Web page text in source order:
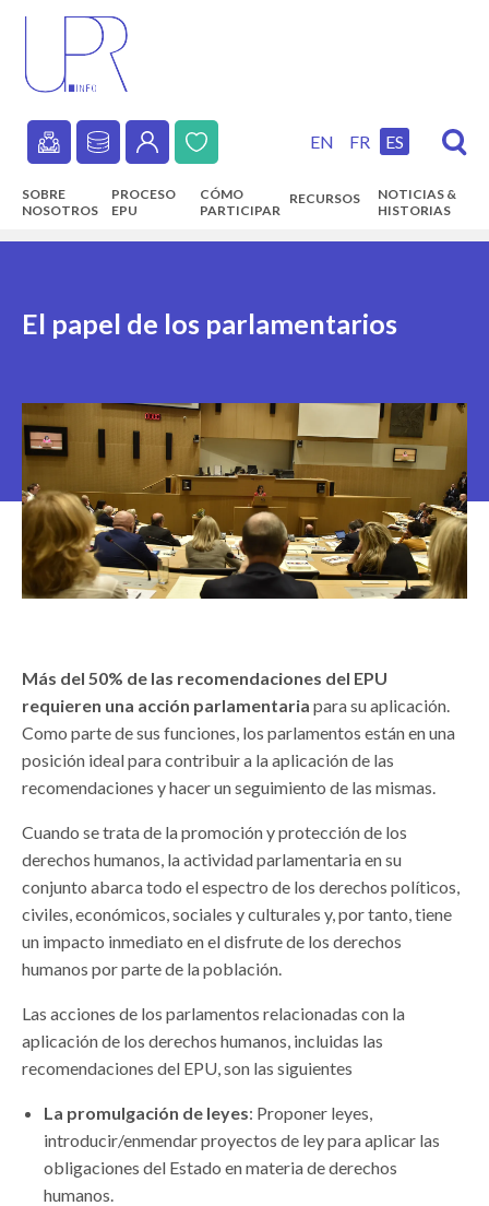
content
Secondary
navigation
EN FR ES
Main
SOBRE
NOSOTROS
PROCESO
EPU
CÓMO
PARTICIPAR
RECURSOS
NOTICIAS &
HISTORIAS
El papel de los parlamentarios
Más del 50% de las recomendaciones del EPU
requieren una acción parlamentaria para su aplicación.
Como parte de sus funciones, los parlamentos están en una
posición ideal para contribuir a la aplicación de las
recomendaciones y hacer un seguimiento de las mismas.
Cuando se trata de la promoción y protección de los
derechos humanos, la actividad parlamentaria en su
conjunto abarca todo el espectro de los derechos políticos,
civiles, económicos, sociales y culturales y, por tanto, tiene
un impacto inmediato en el disfrute de los derechos
humanos por parte de la población.
Las acciones de los parlamentos relacionadas con la
aplicación de los derechos humanos, incluidas las
recomendaciones del EPU, son las siguientes
La promulgación de leyes: Proponer leyes,
introducir/enmendar proyectos de ley para aplicar las
obligaciones del Estado en materia de derechos
humanos.